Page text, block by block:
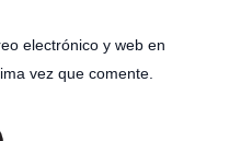
electrónico y web en
vez que comente.